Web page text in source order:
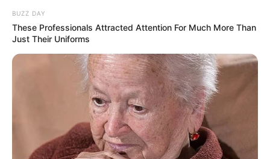
BUZZ DAY
These Professionals Attracted Attention For Much More Than
Just Their Uniforms